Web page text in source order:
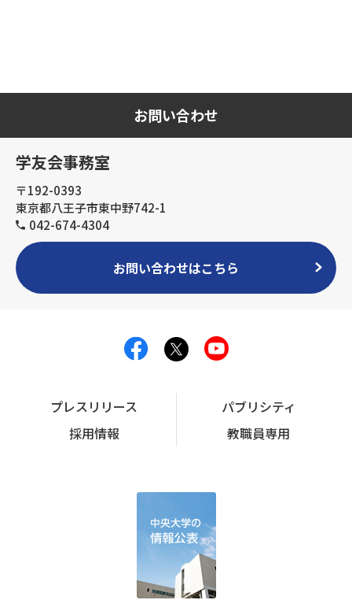
お問い合わせ
学友会事務室
〒192-0393
東京都八王子市東中野742-1
042-674-4304
お問い合わせはこちら
プレスリリース
パブリシティ
採用情報
教職員専用